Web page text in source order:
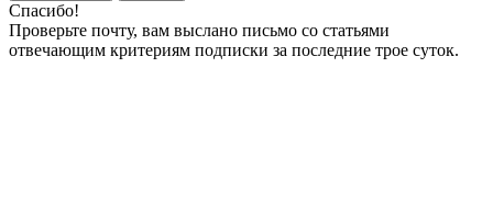
Спасибо!
Проверьте почту, вам выслано письмо со статьями
отвечающим критериям подписки за последние трое суток.